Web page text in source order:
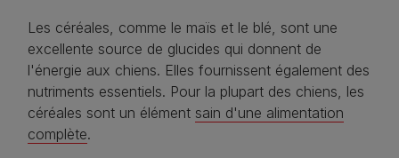
Les céréales, comme le maïs et le blé, sont une
excellente source de glucides qui donnent de
l'énergie aux chiens. Elles fournissent également des
nutriments essentiels. Pour la plupart des chiens, les
céréales sont un élément sain d'une alimentation
complète.